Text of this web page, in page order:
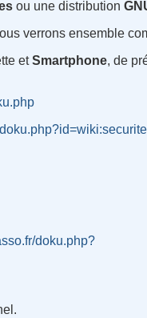
ou une distribution
verrons ensemble
etSmartphone, de
doku.php?